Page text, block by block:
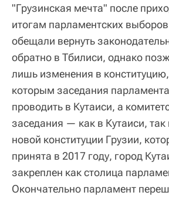
"Грузинская мечта" после
итогам парламентских
обещали вернуть
обратно в Тбилиси, однако
лишь изменения в
которым заседания
проводить в Кутаиси, а
заседания — как в Кутаиси, так
новой конституции Грузии,
принята в 2017 году, город
закреплен как столица
Окончательно парламент